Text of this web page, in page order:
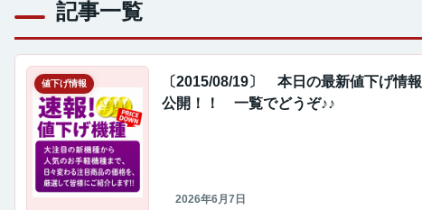
記事一覧
値下げ情報
〔2015/08/19〕 本日の最新値下げ情報
公開！！ 一覧でどうぞ♪♪
2026年6月7日